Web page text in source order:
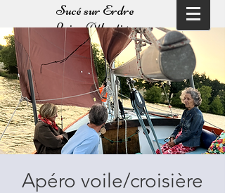
Sucé sur Erdre
Loire Atlantique
Balades sur l'Erdre
Navigation sur la Vilaine
Apéro voile/croisière